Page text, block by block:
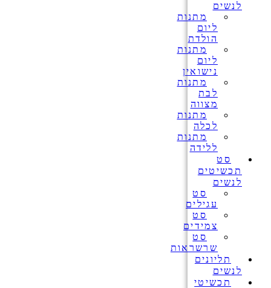
לנשים
מתנות
ליום
הולדת
מתנות
ליום
נישואין
מתנות
לבת
מצווה
מתנות
לכלה
מתנות
ללידה
סט
תכשיטים
לנשים
סט
עגילים
סט
צמידים
סט
שרשראות
תליונים
לנשים
תכשיטי